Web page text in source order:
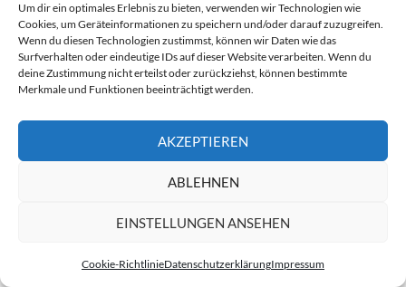
Um dir ein optimales Erlebnis zu bieten, verwenden wir Technologien wie
Cookies, um Geräteinformationen zu speichern und/oder darauf zuzugreifen.
Wenn du diesen Technologien zustimmst, können wir Daten wie das
Surfverhalten oder eindeutige IDs auf dieser Website verarbeiten. Wenn du
deine Zustimmung nicht erteilst oder zurückziehst, können bestimmte
Merkmale und Funktionen beeinträchtigt werden.
AKZEPTIEREN
ABLEHNEN
EINSTELLUNGEN ANSEHEN
Cookie-RichtlinieDatenschutzerklärungImpressum
My-Downloads.de/Premium Content GmbH
Opendownload.de/Content Services Ltd.
Win-Loads.net/media intense GmbH
Inkassodienstleister
Netzwerke und Geflechte für einschlägige
Abzockangebote treten immer wieder das
Forderungsmanagement(Bernd Rogalski, früherFrank
), dieProinkasso GmbH
ZI – Zentrale Inkassostelle GmbH
Sven Schulzeauf.